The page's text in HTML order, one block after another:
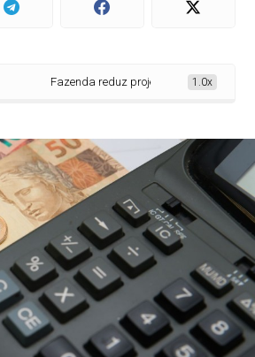
Fazenda reduz projeção da inflação de
1.0x